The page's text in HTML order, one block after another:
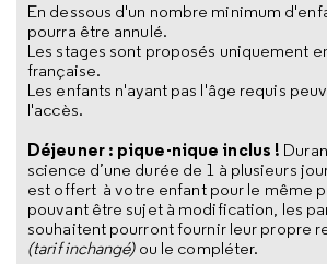
En dessous d'un nombre minimum
pourra être annulé.
Les stages sont proposés uniquement
française.
Les enfants n'ayant pas l'âge requis
l'accès.
Déjeuner : pique-nique inclus !
science d’une durée de 1 à plusieurs
est offert à votre enfant pour le même
pouvant être sujet à modification, les
souhaitent pourront fournir leur propre
(tarif inchangé) ou le compléter.